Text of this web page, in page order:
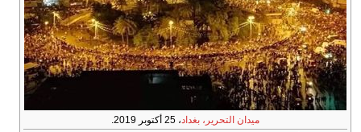
ميدان التحرير، بغداد ، 25 أكتوبر 2019.